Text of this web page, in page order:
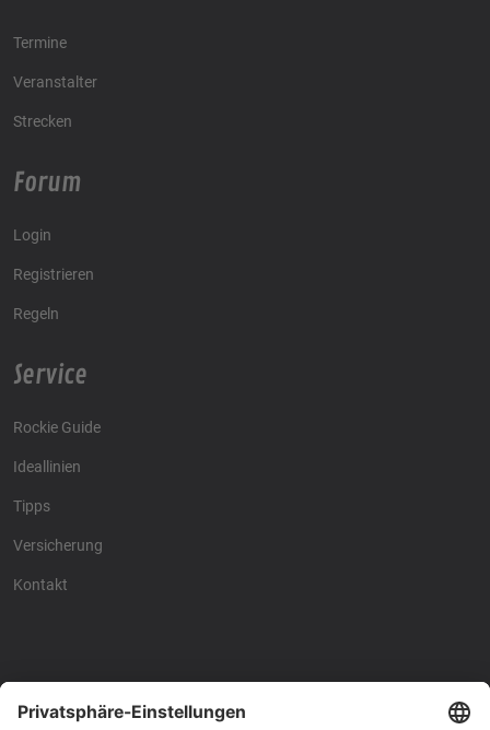
Termine
Veranstalter
Strecken
Forum
Login
Registrieren
Regeln
Service
Rockie Guide
Ideallinien
Tipps
Versicherung
Kontakt